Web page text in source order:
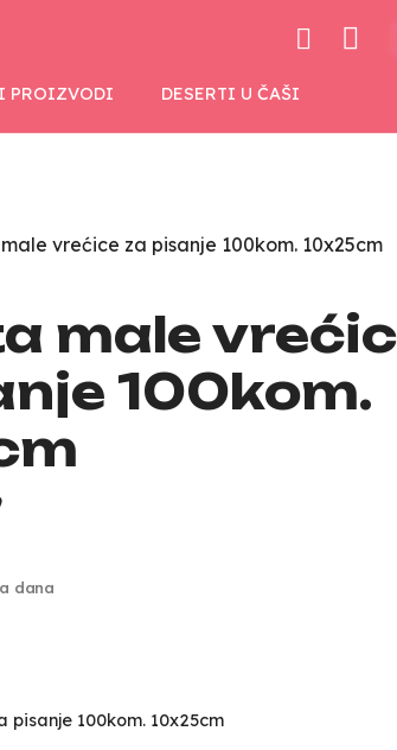
PROIZVODI DESERTI U ČAŠI
vrećice za pisanje 100kom. 10x25cm
male
100kom.
dana
100kom. 10x25cm